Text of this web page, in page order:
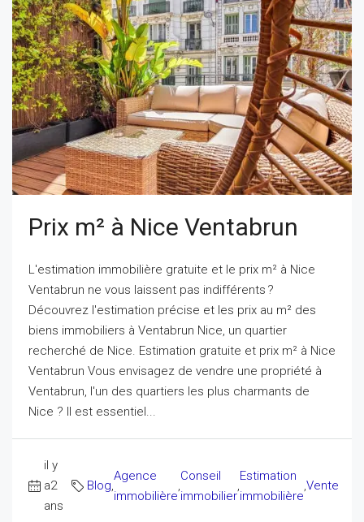
Prix m² à Nice Ventabrun
L'estimation immobilière gratuite et le prix m² à Nice
Ventabrun ne vous laissent pas indifférents ?
Découvrez l'estimation précise et les prix au m² des
biens immobiliers à Ventabrun Nice, un quartier
recherché de Nice. Estimation gratuite et prix m² à Nice
Ventabrun Vous envisagez de vendre une propriété à
Ventabrun, l'un des quartiers les plus charmants de
Nice ? Il est essentiel...
il y
a2
ans
Blog,
Agence
immobilière
,
Conseil
immobilier
,
Estimation
immobilière
,Vente